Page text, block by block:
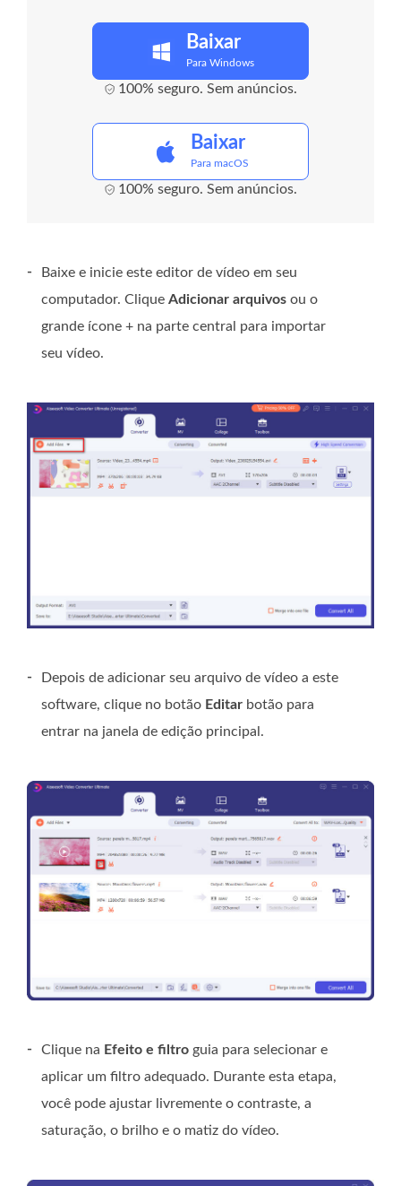
Baixar
Para Windows
100% seguro. Sem anúncios.
Baixar
Para macOS
100% seguro. Sem anúncios.
-
Baixe e inicie este editor de vídeo em seu
computador. Clique Adicionar arquivos ou o
grande ícone + na parte central para importar
seu vídeo.
-
Depois de adicionar seu arquivo de vídeo a este
software, clique no botão Editar botão para
entrar na janela de edição principal.
- Clique na Efeito e filtro guia para selecionar e
aplicar um filtro adequado. Durante esta etapa,
você pode ajustar livremente o contraste, a
saturação, o brilho e o matiz do vídeo.